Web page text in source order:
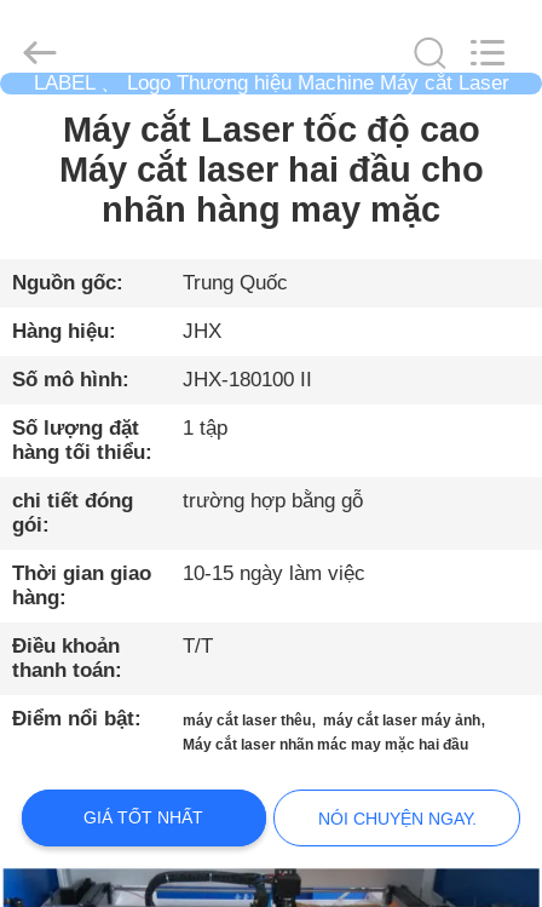
TRANG
CHỦ
SẢN
PHẨM
CHÚNG
THAM
QUAN
NHÀ
MÁY
SOÁT
CHẤT
LƯỢNG
Photoelectric
Co.,Ltd.
All
Rights
LABEL 、 Logo Thương hiệu Machine Máy cắt Laser
Máy cắt Laser tốc độ cao
Máy cắt laser hai đầu cho
nhãn hàng may mặc
Nguồn gốc: Trung Quốc
Hàng hiệu: JHX
Số mô hình: JHX-180100 II
Số lượng đặt
hàng tối thiểu:
1 tập
chi tiết đóng
gói:
trường hợp bằng gỗ
Thời gian giao
hàng:
10-15 ngày làm việc
Điều khoản
thanh toán:
T/T
Điểm nổi bật: máy cắt laser thêu,máy cắt laser máy ảnh,
Máy cắt laser nhãn mác may mặc hai đầu
GIÁ TỐT NHẤT NÓI CHUYỆN NGAY.